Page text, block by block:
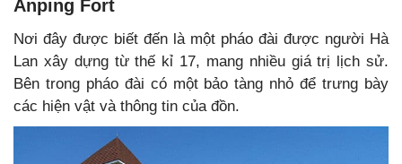
Anping Fort
Nơi đây được biết đến là một pháo đài được người Hà
Lan xây dựng từ thế kỉ 17, mang nhiều giá trị lịch sử.
Bên trong pháo đài có một bảo tàng nhỏ để trưng bày
các hiện vật và thông tin của đồn.